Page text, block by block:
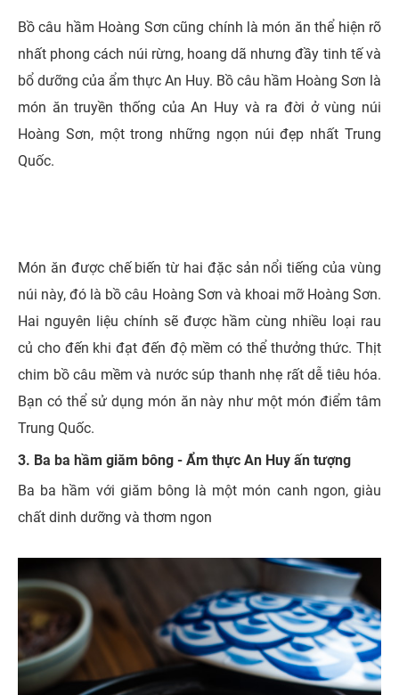
Bồ câu hầm Hoàng Sơn cũng chính là món ăn thể hiện rõ
nhất phong cách núi rừng, hoang dã nhưng đầy tinh tế và
bổ dưỡng của ẩm thực An Huy. Bồ câu hầm Hoàng Sơn là
món ăn truyền thống của An Huy và ra đời ở vùng núi
Hoàng Sơn, một trong những ngọn núi đẹp nhất Trung
Quốc.
Món ăn được chế biến từ hai đặc sản nổi tiếng của vùng
núi này, đó là bồ câu Hoàng Sơn và khoai mỡ Hoàng Sơn.
Hai nguyên liệu chính sẽ được hầm cùng nhiều loại rau
củ cho đến khi đạt đến độ mềm có thể thưởng thức. Thịt
chim bồ câu mềm và nước súp thanh nhẹ rất dễ tiêu hóa.
Bạn có thể sử dụng món ăn này như một món điểm tâm
Trung Quốc.
3. Ba ba hầm giăm bông - Ẩm thực An Huy ấn tượng
Ba ba hầm với giăm bông là một món canh ngon, giàu
chất dinh dưỡng và thơm ngon